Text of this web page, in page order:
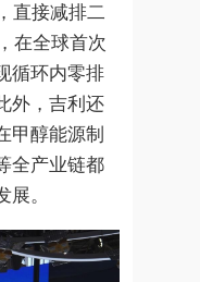
直接减排二
在全球首次
循环内零排
外，吉利还
甲醇能源制
全产业链都
。